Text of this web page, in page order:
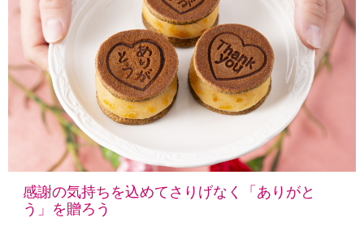
感謝の気持ちを込めてさりげなく「ありがと
う」を贈ろう